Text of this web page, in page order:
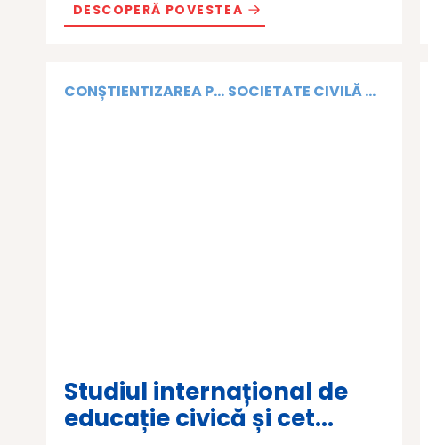
DESCOPERĂ POVESTEA
CONȘTIENTIZAREA P... SOCIETATE CIVILĂ ...
Studiul internațional de
educație civică și cet...